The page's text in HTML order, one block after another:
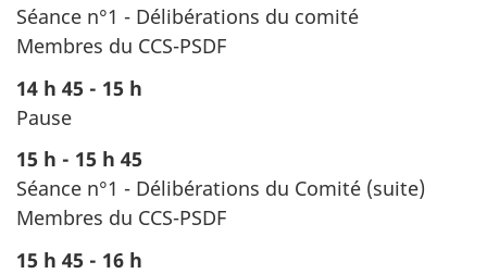
Séance n°1 - Délibérations du comité
Membres du CCS-PSDF
14 h 45 - 15 h
Pause
15 h - 15 h 45
Séance n°1 - Délibérations du Comité (suite)
Membres du CCS-PSDF
15 h 45 - 16 h